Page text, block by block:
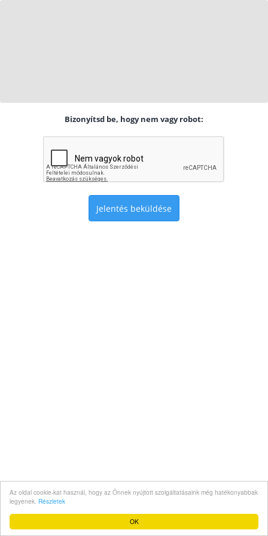
OK
Az oldal cookie-kat használ, hogy az Önnek nyújtott szolgáltatásaink még hatékonyabbak
legyenek. Részletek
Bizonyítsd be, hogy nem vagy robot:
Jelentés beküldése